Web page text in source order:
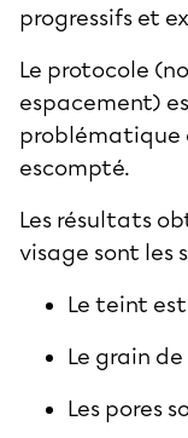
progressifs et
Le protocole
espacement)
problématique
escompté.
Les résultats
visage sont les
Le teint
Le grain
Les pores